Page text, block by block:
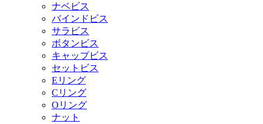
ナベビス
バインドビス
サラビス
ボタンビス
キャップビス
セットビス
Eリング
Cリング
Oリング
ナット